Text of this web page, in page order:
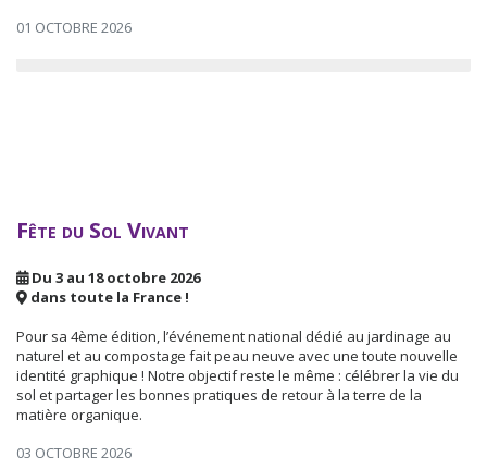
01 OCTOBRE 2026
Fête du Sol Vivant
Du 3 au 18 octobre 2026
dans toute la France !
Pour sa 4ème édition, l’événement national dédié au jardinage au
naturel et au compostage fait peau neuve avec une toute nouvelle
identité graphique ! Notre objectif reste le même : célébrer la vie du
sol et partager les bonnes pratiques de retour à la terre de la
matière organique.
03 OCTOBRE 2026